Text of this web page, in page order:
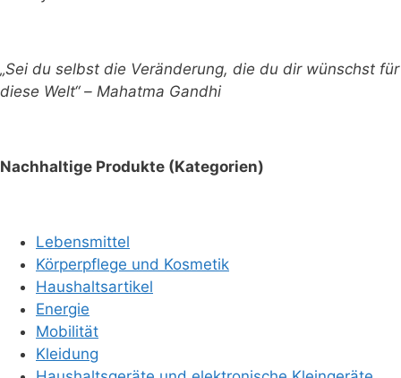
„Sei du selbst die Veränderung, die du dir wünschst für
diese Welt“ – Mahatma Gandhi
Nachhaltige Produkte (Kategorien)
Lebensmittel
Körperpflege und Kosmetik
Haushaltsartikel
Energie
Mobilität
Kleidung